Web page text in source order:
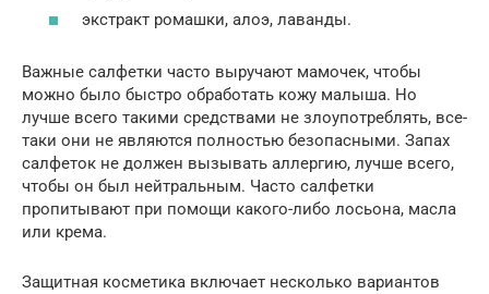
экстракт ромашки, алоэ, лаванды.
Важные салфетки часто выручают мамочек, чтобы
можно было быстро обработать кожу малыша. Но
лучше всего такими средствами не злоупотреблять, все-
таки они не являются полностью безопасными. Запах
салфеток не должен вызывать аллергию, лучше всего,
чтобы он был нейтральным. Часто салфетки
пропитывают при помощи какого-либо лосьона, масла
или крема.
Защитная косметика включает несколько вариантов